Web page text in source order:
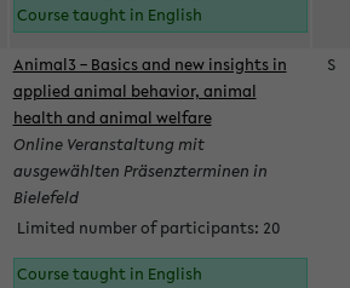
Course taught in English
Animal3 – Basics and new insights in
applied animal behavior, animal
health and animal welfare
Online Veranstaltung mit
ausgewählten Präsenzterminen in
Bielefeld
Limited number of participants: 20
Course taught in English
S